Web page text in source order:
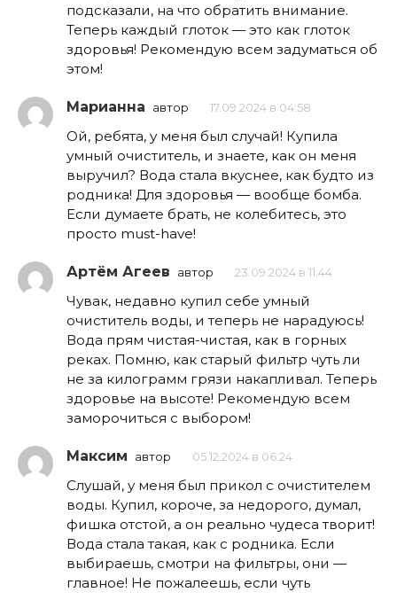
подсказали, на что обратить внимание.
Теперь каждый глоток — это как глоток
здоровья! Рекомендую всем задуматься об
этом!
Марианна автор 17.09.2024 в 04:58
Ой, ребята, у меня был случай! Купила
умный очиститель, и знаете, как он меня
выручил? Вода стала вкуснее, как будто из
родника! Для здоровья — вообще бомба.
Если думаете брать, не колебитесь, это
просто must-have!
Артём Агеев автор 23.09.2024 в 11:44
Чувак, недавно купил себе умный
очиститель воды, и теперь не нарадуюсь!
Вода прям чистая-чистая, как в горных
реках. Помню, как старый фильтр чуть ли
не за килограмм грязи накапливал. Теперь
здоровье на высоте! Рекомендую всем
заморочиться с выбором!
Максим автор 05.12.2024 в 06:24
Слушай, у меня был прикол с очистителем
воды. Купил, короче, за недорого, думал,
фишка отстой, а он реально чудеса творит!
Вода стала такая, как с родника. Если
выбираешь, смотри на фильтры, они —
главное! Не пожалеешь, если чуть